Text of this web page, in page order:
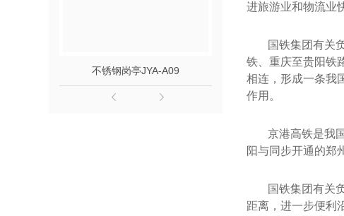
不锈钢岗亭JYA-A09 钢结构氟碳喷漆岗
进旅游业和物流业
国铁集团有关
铁、重庆至贵阳铁
相连，形成一条我
作用。
京港高铁是我
阳与同步开通的郑
国铁集团有关
距离，进一步便利